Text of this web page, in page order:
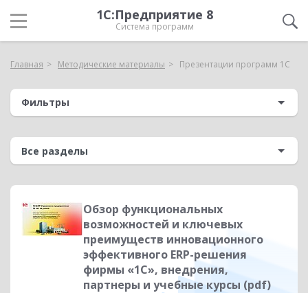
1С:Предприятие 8
Система программ
Главная Методические материалы Презентации программ 1С
Фильтры
Обзор функциональных
возможностей и ключевых
преимуществ инновационного
эффективного ERP-решения
фирмы «1С», внедрения,
партнеры и учебные курсы (pdf)